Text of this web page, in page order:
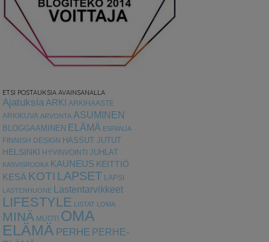
ETSI POSTAUKSIA AVAINSANALLA
Ajatuksia ARKI ARKIHAASTE
ARKIKUVA ARVONTA ASUMINEN
BLOGGAAMINEN ELÄMÄ ESPANJA
FINNISH DESIGN HASSUT JUTUT
HELSINKI
HYVINVOINTI JUHLAT
KASVISRUOKA KAUNEUS KEITTIÖ
KESÄ KOTI LAPSET LAPSI
LASTENHUONE Lastentarvikkeet
LIFESTYLE LISTAT LOMA
MINÄ MUOTI OMA
ELÄMÄ PERHE PERHE-